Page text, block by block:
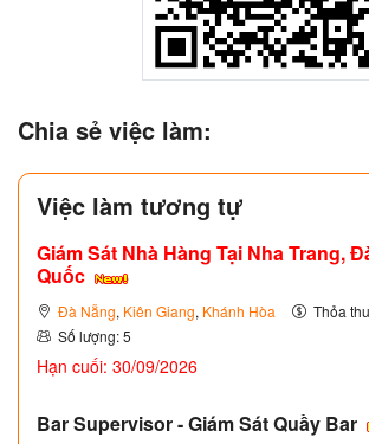
Chia sẻ việc làm:
Việc làm tương tự
Giám Sát Nhà Hàng Tại Nha Trang,
Quốc
Đà Nẵng, Kiên Giang, Khánh Hòa
Thỏa
Số lượng: 5
Hạn cuối: 30/09/2026
Bar Supervisor - Giám Sát Quầy Bar